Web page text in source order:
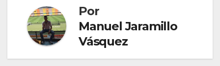
Por
Manuel Jaramillo
Vásquez